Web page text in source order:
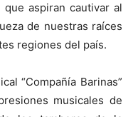
aspiran cautivar al
de nuestras raíces
regiones del país.
“Compañía Barinas”
musicales de